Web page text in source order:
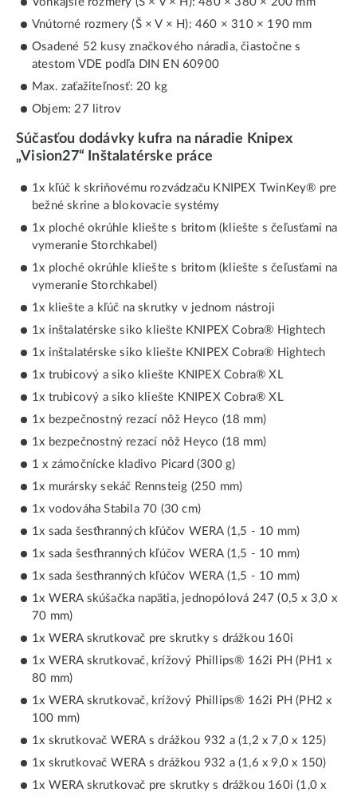
Vnútorné rozmery (Š × V × H): 460 × 310 × 190 mm
Osadené 52 kusy značkového náradia, čiastočne s
atestom VDE podľa DIN EN 60900
Max. zaťažiteľnosť: 20 kg
Objem: 27 litrov
Súčasťou dodávky kufra na náradie Knipex
„Vision27“ Inštalatérske práce
1x kľúč k skriňovému rozvádzaču KNIPEX TwinKey® pre
bežné skrine a blokovacie systémy
1x ploché okrúhle kliešte s britom (kliešte s čeľusťami na
vymeranie Storchkabel)
1x ploché okrúhle kliešte s britom (kliešte s čeľusťami na
vymeranie Storchkabel)
1x kliešte a kľúč na skrutky v jednom nástroji
1x inštalatérske siko kliešte KNIPEX Cobra® Hightech
1x inštalatérske siko kliešte KNIPEX Cobra® Hightech
1x trubicový a siko kliešte KNIPEX Cobra® XL
1x trubicový a siko kliešte KNIPEX Cobra® XL
1x bezpečnostný rezací nôž Heyco (18 mm)
1x bezpečnostný rezací nôž Heyco (18 mm)
1 x zámočnícke kladivo Picard (300 g)
1x murársky sekáč Rennsteig (250 mm)
1x vodováha Stabila 70 (30 cm)
1x sada šesťhranných kľúčov WERA (1,5 - 10 mm)
1x sada šesťhranných kľúčov WERA (1,5 - 10 mm)
1x sada šesťhranných kľúčov WERA (1,5 - 10 mm)
1x WERA skúšačka napätia, jednopólová 247 (0,5 x 3,0 x
70 mm)
1x WERA skrutkovač pre skrutky s drážkou 160i
1x WERA skrutkovač, krížový Phillips® 162i PH (PH1 x
80 mm)
1x WERA skrutkovač, krížový Phillips® 162i PH (PH2 x
100 mm)
1x skrutkovač WERA s drážkou 932 a (1,2 x 7,0 x 125)
1x skrutkovač WERA s drážkou 932 a (1,6 x 9,0 x 150)
1x WERA skrutkovač pre skrutky s drážkou 160i (1,0 x